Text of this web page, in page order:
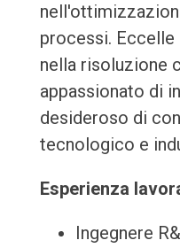
processi. Eccelle
nella risoluzione
appassionato di
desideroso di
tecnologico e
Esperienza
Ingegnere